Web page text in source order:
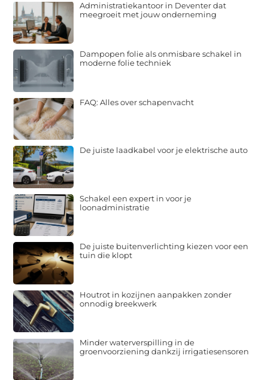
Administratiekantoor in Deventer dat
meegroeit met jouw onderneming
Dampopen folie als onmisbare schakel in
moderne folie techniek
FAQ: Alles over schapenvacht
De juiste laadkabel voor je elektrische auto
Schakel een expert in voor je
loonadministratie
De juiste buitenverlichting kiezen voor een
tuin die klopt
Houtrot in kozijnen aanpakken zonder
onnodig breekwerk
Minder waterverspilling in de
groenvoorziening dankzij irrigatiesensoren